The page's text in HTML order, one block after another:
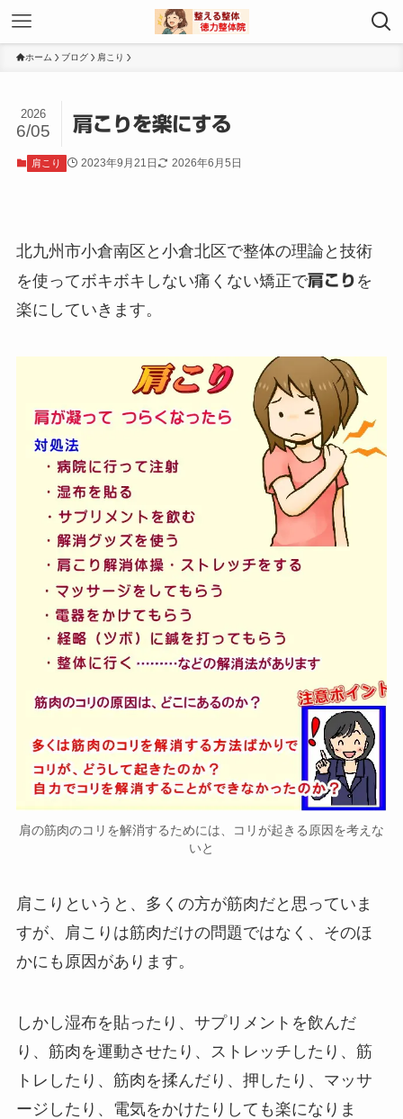
ホーム ブログ 肩こり
肩こりを楽にする
2026
6/05
肩こり 2023年9月21日 2026年6月5日
北九州市小倉南区と小倉北区で整体の理論と技術
を使ってボキボキしない痛くない矯正で肩こり を
楽にしていきます。
肩の筋肉のコリを解消するためには、コリが起きる原因を考えな
いと
肩こりというと、多くの方が筋肉だと思っていま
すが、肩こりは筋肉だけの問題ではなく、そのほ
かにも原因があります。
しかし湿布を貼ったり、サプリメントを飲んだ
り、筋肉を運動させたり、ストレッチしたり、筋
トレしたり、筋肉を揉んだり、押したり、マッサ
ージしたり、電気をかけたりしても楽になりま